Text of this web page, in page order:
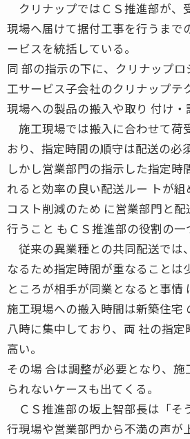
クリナップではＣＳ推進部が、
現場へ届けて据付工事を行うまで
ービスを統括している。
同 部の指示の下に、クリナップ
工サービス子会社のクリナップテ
現場への製品の搬入や取り 付け・
施工現場では搬入に合わせて荷
おり、指定時間の順守は配送の必
しかし営業部門の指示した指定時
れると効率の良い配送ルー トが組
コスト削減のため に営業部門と
行うこと もＣＳ推進部の役割の一
従来の異業種との共同配送では
なるため指定時間が重なることは
ところが相手が同業となると事情
施工現場への搬入時間は新築住宅
八時に集中しており、両 社の指
高い。
その場 合は調整が必要となり、
られないケースも出てくる。
ＣＳ推進部の坂上智部長は「そ
行現場や営業部門から不満の声が